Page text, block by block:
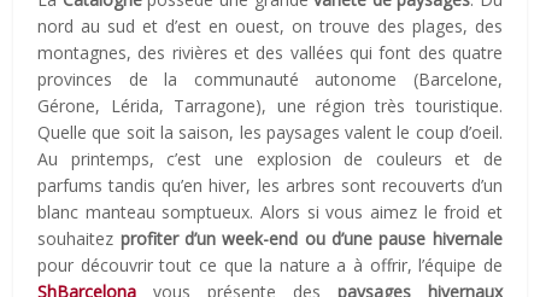
nord au sud et d’est en ouest, on trouve des plages, des
montagnes, des rivières et des vallées qui font des quatre
provinces de la communauté autonome (Barcelone,
Gérone, Lérida, Tarragone), une région très touristique.
Quelle que soit la saison, les paysages valent le coup d’oeil.
Au printemps, c’est une explosion de couleurs et de
parfums tandis qu’en hiver, les arbres sont recouverts d’un
blanc manteau somptueux. Alors si vous aimez le froid et
souhaitez profiter d’un week-end ou d’une pause hivernale
pour découvrir tout ce que la nature a à offrir, l’équipe de
ShBarcelona vous présente des paysages hivernaux